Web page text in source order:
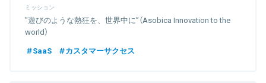
ミッション
"遊びのような熱狂を、世界中に”（Asobica Innovation to the
world）
SaaS
カスタマーサクセス